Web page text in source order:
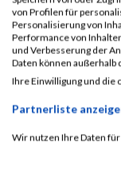
13982
Maria
16781
11527
20265
Kinga
18782
von Profilen für
Personalisierung von
Performance von
und Verbesserung der
Daten können außerhalb
Ihre Einwilligung und die
Partnerliste
Wir nutzen Ihre Daten